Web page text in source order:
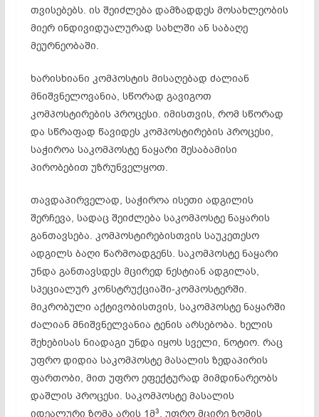
თვისებებს. ის შეიძლება დამზადდეს მოსახლეობის
მიერ ინდივიდუალურად სახლში ან საბაღე
მეურნეობაში.
ხარისხიანი კომპოსტის მისაღებად ძალიან
მნიშვნელოვანია, სწორად გავიგოთ
კომპოსტირების პროცესი. იმისთვის, რომ სწორად
და სწრაფად წავიდეს კომპოსტირების პროცესი,
საჭიროა საკომპოსტე ნაყარი შესაბამისი
პირობებით უზრუნველყოთ.
თავდაპირველად, საჭიროა ისეთი ადგილის
შერჩევა, სადაც შეიძლება საკომპოსტე ნაყარის
განთავსება. კომპოსტირებისთვის საუკეთესო
ადგილს ბაღი წარმოადგენს. საკომპოსტე ნაყარი
უნდა განთავსდეს მცირედ ნესტიან ადგილას,
სპეციალურ კონსტრუქციაში-კომპოსტერში.
მიკრობული აქტივობისთვის, საკომპოსტე ნაყარში
ძალიან მნიშვნელვანია ტენის არსებობა. ხელის
შეხებისას ნიადაგი უნდა იყოს სველი, ნოტიო. რაც
უფრო დიდია საკომპოსტე მასალის ზედაპირის
ფართობი, მით უფრო ეფექტურად მიმდინარეობს
დაშლის პროცესი. საკომპოსტე მასალის
იდეალური ზომა არის 1მ3. უფრო მცირე ზომის